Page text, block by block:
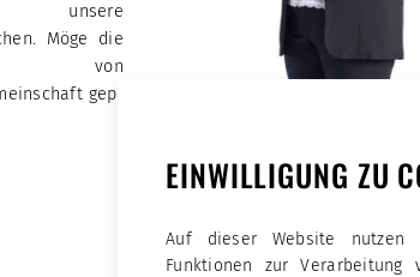
EINWILLIGUNG ZU
Auf dieser Website nutzen
Funktionen zur Verarbeitung
Möge die
gepr